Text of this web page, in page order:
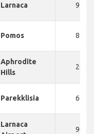
Larnaca 95
Pomos 80
Aphrodite
Hills
20
Parekklisia 60
Larnaca
90